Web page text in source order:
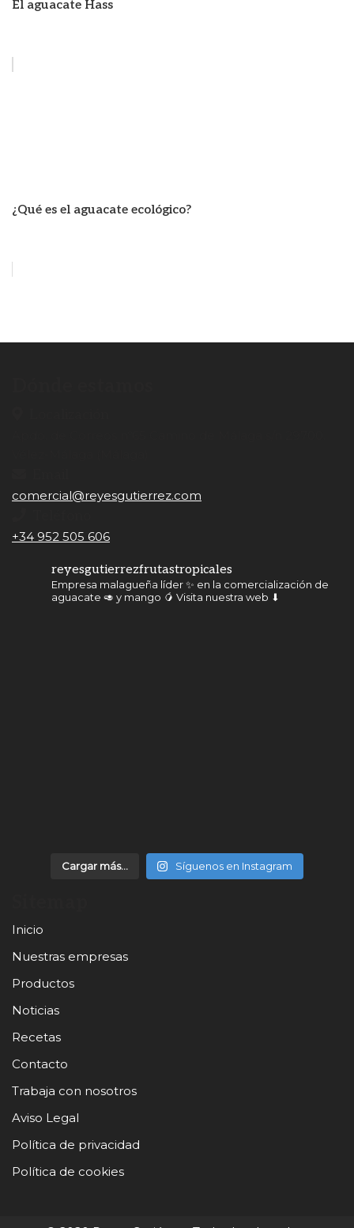
El aguacate Hass
¿Qué es el aguacate ecológico?
comercial@reyesgutierrez.com
+34 952 505 606
reyesgutierrezfrutastropicales
Empresa malagueña líder ✨ en la comercialización de
aguacate 🥑 y mango 🥭 Visita nuestra web ⬇
Cargar más... Síguenos en Instagram
Inicio
Nuestras empresas
Productos
Noticias
Recetas
Contacto
Trabaja con nosotros
Aviso Legal
Política de privacidad
Política de cookies